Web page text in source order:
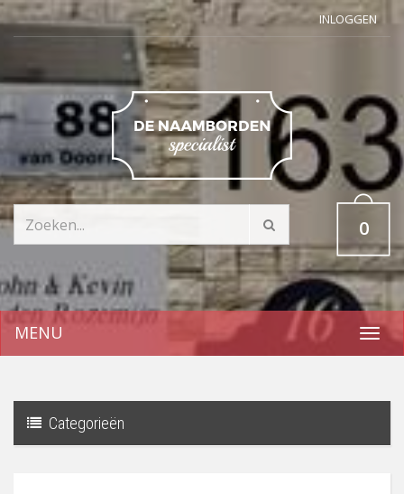
INLOGGEN
0
MENU
Categorieën